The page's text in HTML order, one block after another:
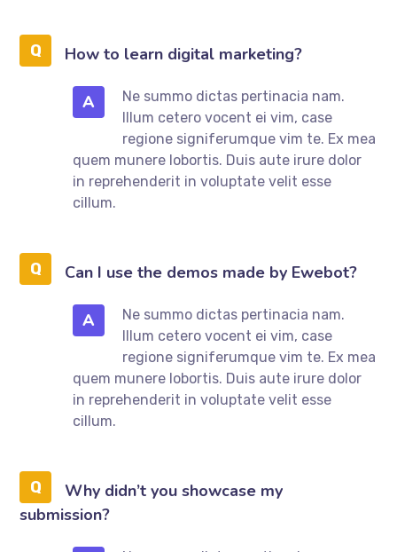
How to learn digital marketing?
A
Ne summo dictas pertinacia nam.
Illum cetero vocent ei vim, case
regione signiferumque vim te. Ex mea
quem munere lobortis. Duis aute irure dolor
in reprehenderit in voluptate velit esse
cillum.
Can I use the demos made by Ewebot?
A
Ne summo dictas pertinacia nam.
Illum cetero vocent ei vim, case
regione signiferumque vim te. Ex mea
quem munere lobortis. Duis aute irure dolor
in reprehenderit in voluptate velit esse
cillum.
Why didn’t you showcase my
submission?